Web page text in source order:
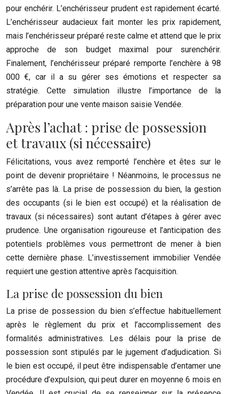
pour enchérir. L’enchérisseur prudent est rapidement écarté.
L’enchérisseur audacieux fait monter les prix rapidement,
mais l’enchérisseur préparé reste calme et attend que le prix
approche de son budget maximal pour surenchérir.
Finalement, l’enchérisseur préparé remporte l’enchère à 98
000 €, car il a su gérer ses émotions et respecter sa
stratégie. Cette simulation illustre l’importance de la
préparation pour une vente maison saisie Vendée.
Après l’achat : prise de possession
et travaux (si nécessaire)
Félicitations, vous avez remporté l’enchère et êtes sur le
point de devenir propriétaire ! Néanmoins, le processus ne
s’arrête pas là. La prise de possession du bien, la gestion
des occupants (si le bien est occupé) et la réalisation de
travaux (si nécessaires) sont autant d’étapes à gérer avec
prudence. Une organisation rigoureuse et l’anticipation des
potentiels problèmes vous permettront de mener à bien
cette dernière phase. L’investissement immobilier Vendée
requiert une gestion attentive après l’acquisition.
La prise de possession du bien
La prise de possession du bien s’effectue habituellement
après le règlement du prix et l’accomplissement des
formalités administratives. Les délais pour la prise de
possession sont stipulés par le jugement d’adjudication. Si
le bien est occupé, il peut être indispensable d’entamer une
procédure d’expulsion, qui peut durer en moyenne 6 mois en